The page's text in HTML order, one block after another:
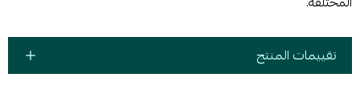
تقييمات المنتج